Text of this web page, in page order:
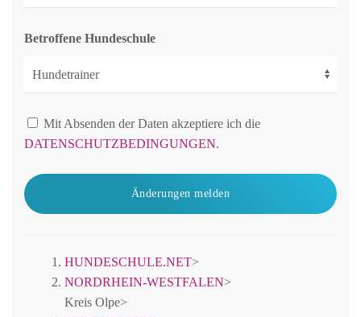
Betroffene Hundeschule
Mit Absenden der Daten akzeptiere ich die
DATENSCHUTZBEDINGUNGEN.
Änderungen melden
HUNDESCHULE.NET>
NORDRHEIN-WESTFALEN>
Kreis Olpe>